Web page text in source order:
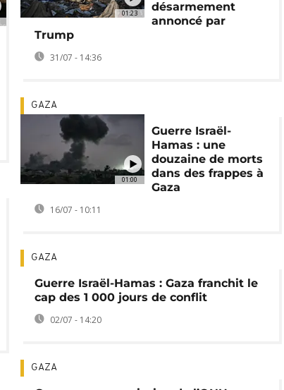
01:23
désarmement
annoncé par
Trump
31/07 - 14:36
01:00
GAZA
Guerre Israël-
Hamas : une
douzaine de morts
dans des frappes à
Gaza
16/07 - 10:11
GAZA
Guerre Israël-Hamas : Gaza franchit le
cap des 1 000 jours de conflit
02/07 - 14:20
GAZA